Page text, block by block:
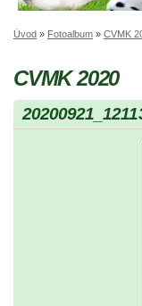
Úvod » Fotoalbum » CVMK
CVMK 2020